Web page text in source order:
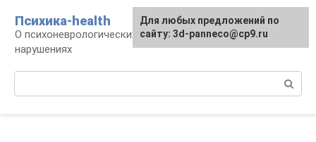
контенту
Психика-health
О психоневрологических патологиях и
нарушениях
Для любых предложений по
сайту: 3d-panneco@cp9.ru